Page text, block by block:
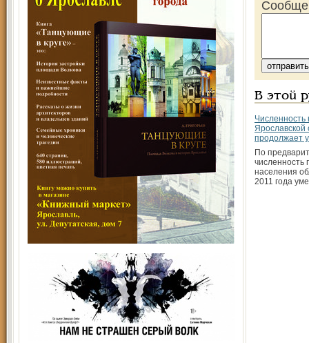
В этой
Численность
Ярославской
продолжает
По
численность
населения
2011 года